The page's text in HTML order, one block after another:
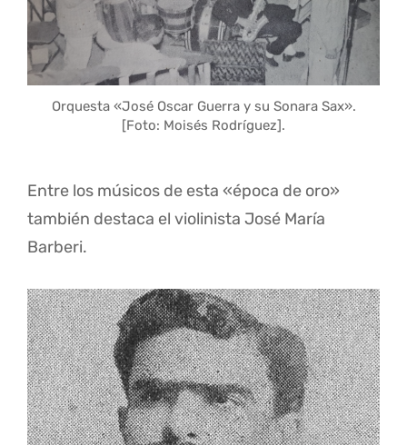
Orquesta «José Oscar Guerra y su Sonara Sax».
[Foto: Moisés Rodríguez].
Entre los músicos de esta «época de oro»
también destaca el violinista José María
Barberi.